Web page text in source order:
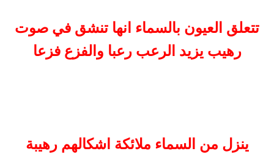
تتعلق العيون بالسماء انها تنشق في صوت
رهيب يزيد الرعب رعبا والفزع فزعا
ينزل من السماء ملائكة اشكالهم رهيبة